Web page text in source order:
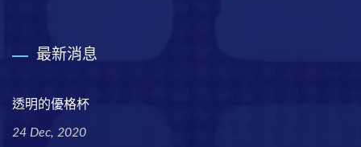
最新消息
透明的優格杯
24 Dec, 2020